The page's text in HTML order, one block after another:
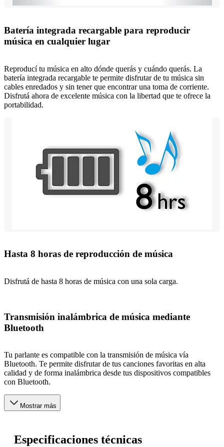
Batería integrada recargable para reproducir
música en cualquier lugar
Reproducí tu música en alto dónde querás y cuándo querás. La
batería integrada recargable te permite disfrutar de tu música sin
cables enredados y sin tener que encontrar una toma de corriente.
Disfrutá ahora de excelente música con la libertad que te ofrece la
portabilidad.
Hasta 8 horas de reproducción de música
Disfrutá de hasta 8 horas de música con una sola carga.
Transmisión inalámbrica de música mediante
Bluetooth
Tu parlante es compatible con la transmisión de música vía
Bluetooth. Te permite disfrutar de tus canciones favoritas en alta
calidad y de forma inalámbrica desde tus dispositivos compatibles
con Bluetooth.
Mostrar más
Especificaciones técnicas